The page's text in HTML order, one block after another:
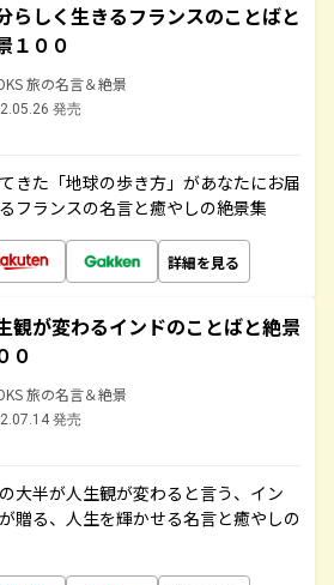
らしく生きるフランスのことばと
１００
旅の名言＆絶景
発売
きた「地球の歩き方」があなたにお届
フランスの名言と癒やしの絶景集
詳細を見る
観が変わるインドのことばと絶景
０
旅の名言＆絶景
発売
大半が人生観が変わると言う、イン
贈る、人生を輝かせる名言と癒やしの